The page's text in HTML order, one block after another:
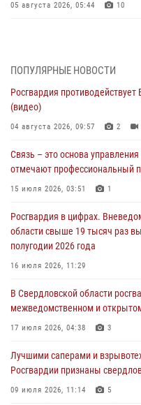
05 августа 2026, 05:44 10
04 августа 2026, 09:57 2
Росгвардия приняла участие
города в Екатеринбурге
03 августа 2026, 07:43 3
Росгвардия приняла участие
антитеррористическом учении
31 июля 2026, 12:27 1
Росгвардия обеспечивает
направлении
31 июля 2026, 06:56
рассказал об итогах работы
«Телекон»
30 июля 2026, 11:33 1
ПОПУЛЯРНЫЕ НОВОСТИ
Росгвардия
(видео)
04 августа 2026, 09:57 2
Связь – это основа
отмечают профессиональный
15 июля 2026, 03:51 1
Росгвардия в цифрах.
области свыше 19 тысяч раз
полугодии 2026 года
16 июля 2026, 11:29
В Свердловской области
межведомственном и
17 июля 2026, 04:38 3
Лучшими саперами и
Росгвардии признаны
09 июля 2026, 11:14 5